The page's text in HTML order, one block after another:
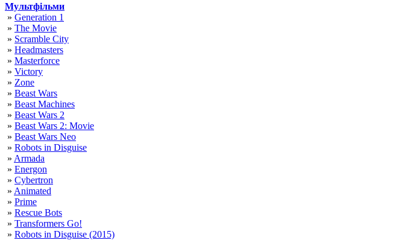
Мультфільми
» Generation 1
» The Movie
» Scramble City
» Headmasters
» Masterforce
» Victory
» Zone
» Beast Wars
» Beast Machines
» Beast Wars 2
» Beast Wars 2: Movie
» Beast Wars Neo
» Robots in Disguise
» Armada
» Energon
» Cybertron
» Animated
» Prime
» Rescue Bots
» Transformers Go!
» Robots in Disguise (2015)